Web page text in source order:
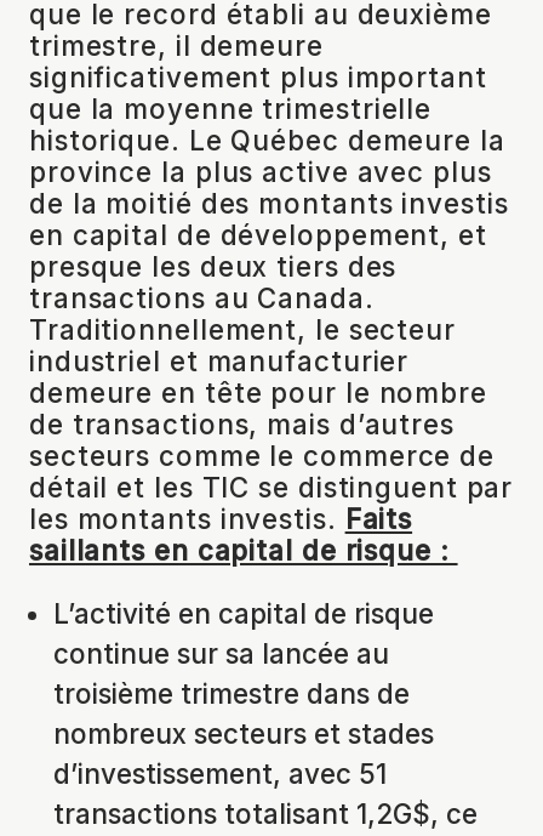
que le record établi au deuxième
trimestre, il demeure
significativement plus important
que la moyenne trimestrielle
historique. Le Québec demeure la
province la plus active avec plus
de la moitié des montants investis
en capital de développement, et
presque les deux tiers des
transactions au Canada.
Traditionnellement, le secteur
industriel et manufacturier
demeure en tête pour le nombre
de transactions, mais d’autres
secteurs comme le commerce de
détail et les TIC se distinguent par
les montants investis. Faits
saillants en capital de risque :
L’activité en capital de risque
continue sur sa lancée au
troisième trimestre dans de
nombreux secteurs et stades
d’investissement, avec 51
transactions totalisant 1,2G$, ce